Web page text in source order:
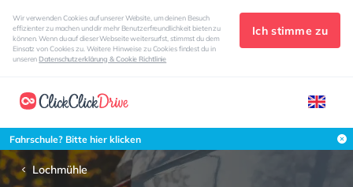
Wir verwenden Cookies auf unserer Website, um deinen Besuch
effizienter zu machen und dir mehr Benutzerfreundlichkeit bieten zu
können. Wenn du auf dieser Webseite weitersurfst, stimmst du dem
Einsatz von Cookies zu. Weitere Hinweise zu Cookies findest du in
unserenDatenschutzerklärung & Cookie Richtlinie
Ich stimme zu
Fahrschule? Bitte hier klicken
Lochmühle